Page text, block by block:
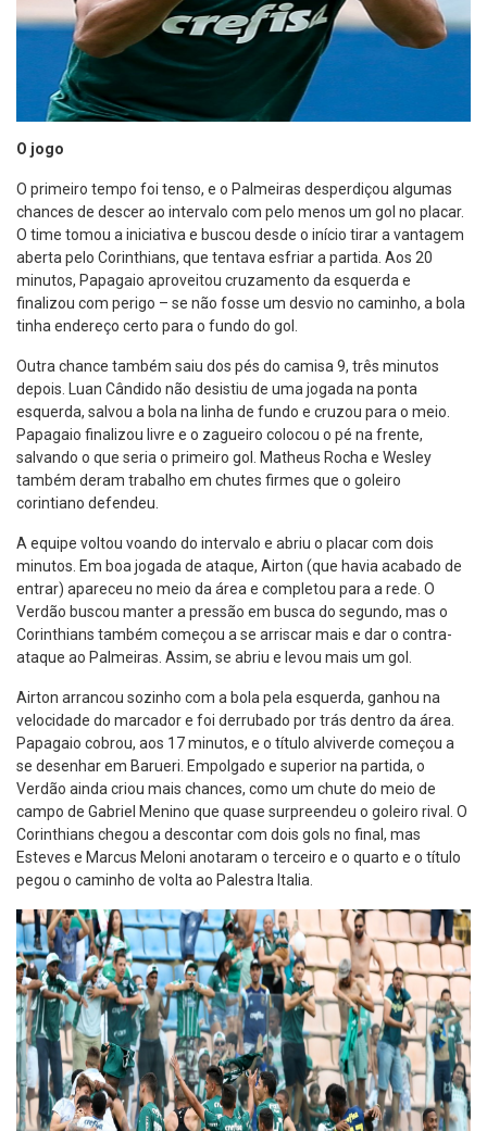
O jogo
O primeiro tempo foi tenso, e o Palmeiras desperdiçou algumas
chances de descer ao intervalo com pelo menos um gol no placar.
O time tomou a iniciativa e buscou desde o início tirar a vantagem
aberta pelo Corinthians, que tentava esfriar a partida. Aos 20
minutos, Papagaio aproveitou cruzamento da esquerda e
finalizou com perigo – se não fosse um desvio no caminho, a bola
tinha endereço certo para o fundo do gol.
Outra chance também saiu dos pés do camisa 9, três minutos
depois. Luan Cândido não desistiu de uma jogada na ponta
esquerda, salvou a bola na linha de fundo e cruzou para o meio.
Papagaio finalizou livre e o zagueiro colocou o pé na frente,
salvando o que seria o primeiro gol. Matheus Rocha e Wesley
também deram trabalho em chutes firmes que o goleiro
corintiano defendeu.
A equipe voltou voando do intervalo e abriu o placar com dois
minutos. Em boa jogada de ataque, Airton (que havia acabado de
entrar) apareceu no meio da área e completou para a rede. O
Verdão buscou manter a pressão em busca do segundo, mas o
Corinthians também começou a se arriscar mais e dar o contra-
ataque ao Palmeiras. Assim, se abriu e levou mais um gol.
Airton arrancou sozinho com a bola pela esquerda, ganhou na
velocidade do marcador e foi derrubado por trás dentro da área.
Papagaio cobrou, aos 17 minutos, e o título alviverde começou a
se desenhar em Barueri. Empolgado e superior na partida, o
Verdão ainda criou mais chances, como um chute do meio de
campo de Gabriel Menino que quase surpreendeu o goleiro rival. O
Corinthians chegou a descontar com dois gols no final, mas
Esteves e Marcus Meloni anotaram o terceiro e o quarto e o título
pegou o caminho de volta ao Palestra Italia.